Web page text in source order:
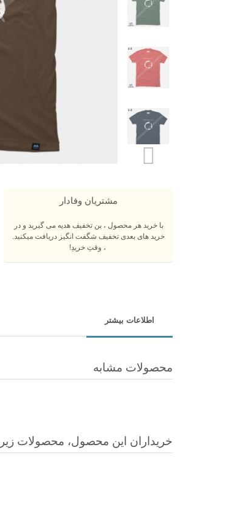
مشتریان وفادار
با خرید هر محصول ، بن تخفیف هدیه می گیرید و در
خرید های بعدی تخفیف شگفت انگیز دریافت میکنید.
، وقتِ خریدِ!
اطلاعات بیشتر
محصولات مشابه
خریداران این محصول، محصولات زیر